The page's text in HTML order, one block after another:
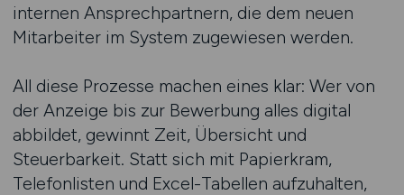
internen Ansprechpartnern, die dem neuen
Mitarbeiter im System zugewiesen werden.
All diese Prozesse machen eines klar: Wer von
der Anzeige bis zur Bewerbung alles digital
abbildet, gewinnt Zeit, Übersicht und
Steuerbarkeit. Statt sich mit Papierkram,
Telefonlisten und Excel-Tabellen aufzuhalten,